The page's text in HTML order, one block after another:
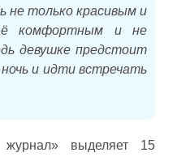
не только красивым и
комфортным и не
девушке предстоит
и идти встречать
выделяет 15